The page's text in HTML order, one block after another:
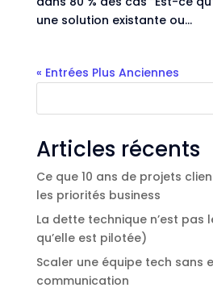
une solution existante ou...
« Entrées Plus Anciennes
Articles récents
Ce que 10 ans de projets
les priorités business
La dette technique n’est
qu’elle est pilotée)
Scaler une équipe tech sans
communication